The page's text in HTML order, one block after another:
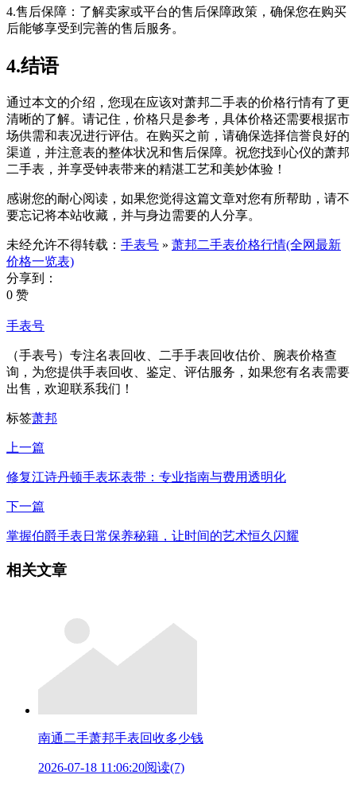
4.售后保障：了解卖家或平台的售后保障政策，确保您在购买
后能够享受到完善的售后服务。
4.结语
通过本文的介绍，您现在应该对萧邦二手表的价格行情有了更
清晰的了解。请记住，价格只是参考，具体价格还需要根据市
场供需和表况进行评估。在购买之前，请确保选择信誉良好的
渠道，并注意表的整体状况和售后保障。祝您找到心仪的萧邦
二手表，并享受钟表带来的精湛工艺和美妙体验！
感谢您的耐心阅读，如果您觉得这篇文章对您有所帮助，请不
要忘记将本站收藏，并与身边需要的人分享。
未经允许不得转载： 手表号 » 萧邦二手表价格行情(全网最新
价格一览表)
分享到：
0 赞
手表号
（手表号）专注名表回收、二手手表回收估价、腕表价格查
询，为您提供手表回收、鉴定、评估服务，如果您有名表需要
出售，欢迎联系我们！
标签萧邦
上一篇
修复江诗丹顿手表坏表带：专业指南与费用透明化
下一篇
掌握伯爵手表日常保养秘籍，让时间的艺术恒久闪耀
相关文章
南通二手萧邦手表回收多少钱
2026-07-18 11:06:20阅读(7)